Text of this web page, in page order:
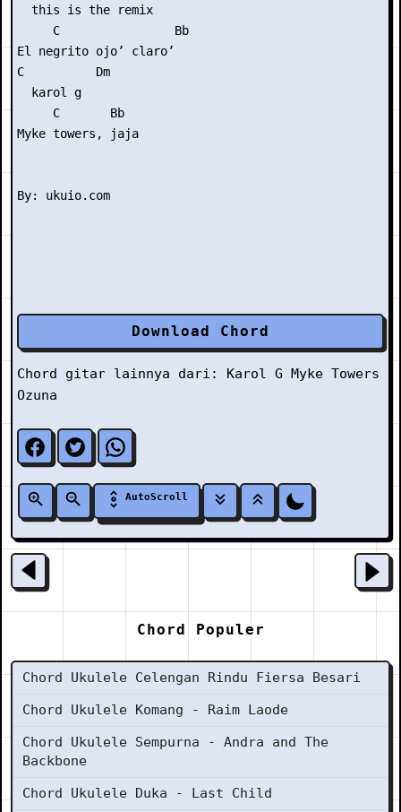
  this is the remix
     C                Bb
El negrito ojo’ claro’
C          Dm
  karol g
     C       Bb
Myke towers, jaja
Download Chord
Chord gitar lainnya dari: Karol G Myke Towers
Ozuna
AutoScroll
Chord Populer
Chord Ukulele Celengan Rindu Fiersa Besari
Chord Ukulele Komang - Raim Laode
Chord Ukulele Sempurna - Andra and The
Backbone
Chord Ukulele Duka - Last Child